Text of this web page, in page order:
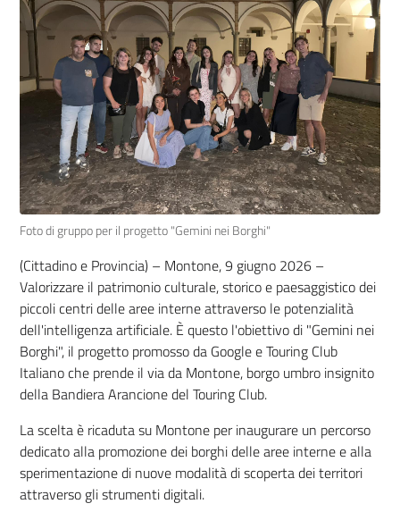
Foto di gruppo per il progetto "Gemini nei Borghi"
(Cittadino e Provincia) – Montone, 9 giugno 2026 –
Valorizzare il patrimonio culturale, storico e paesaggistico dei
piccoli centri delle aree interne attraverso le potenzialità
dell'intelligenza artificiale. È questo l'obiettivo di "Gemini nei
Borghi", il progetto promosso da Google e Touring Club
Italiano che prende il via da Montone, borgo umbro insignito
della Bandiera Arancione del Touring Club.
La scelta è ricaduta su Montone per inaugurare un percorso
dedicato alla promozione dei borghi delle aree interne e alla
sperimentazione di nuove modalità di scoperta dei territori
attraverso gli strumenti digitali.